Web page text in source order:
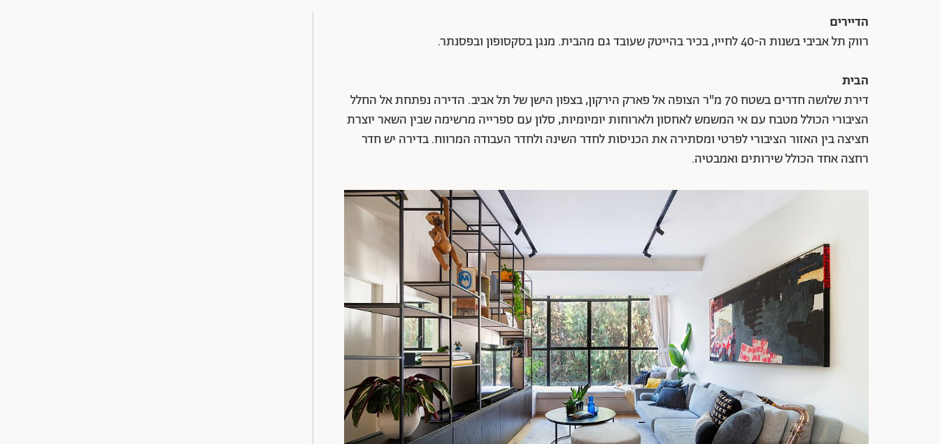
הדיירים
רווק תל אביבי בשנות ה-40 לחייו, בכיר בהייטק שעובד גם מהבית. מנגן בסקסופון ובפסנתר.
הבית
דירת שלושה חדרים בשטח 70 מ"ר הצופה אל פארק הירקון, בצפון הישן של תל אביב. הדירה נפתחת אל החלל
הציבורי הכולל מטבח עם אי המשמש לאחסון ולארוחות יומיומיות, סלון עם ספרייה מרשימה שבין השאר יוצרת
חציצה בין האזור הציבורי לפרטי ומסתירה את הכניסות לחדר השינה ולחדר העבודה המרווח. בדירה יש חדר
רחצה אחד הכולל שירותים ואמבטיה.